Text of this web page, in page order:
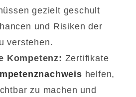
gezielt geschult
und Risiken der
verstehen.
Kompetenz: Zertifikate
helfen,
zu machen und